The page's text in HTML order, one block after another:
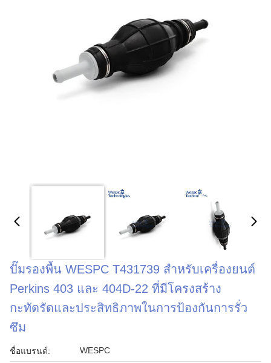
ปั๊มรองพื้น WESPC T431739 สำหรับเครื่องยนต์
Perkins 403 และ 404D-22 ที่มีโครงสร้าง
กะทัดรัดและประสิทธิภาพในการป้องกันการรั่ว
ซึม
ชื่อแบรนด์: WESPC